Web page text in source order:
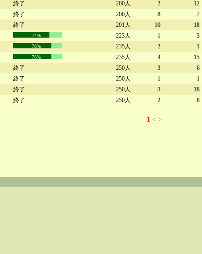
終了 200人 2
12
終了 200人 8
7
終了 201人 10
18
74% 223人 1
3
78% 235人 2
1
78% 235人 4
15
終了 250人 3
6
終了 250人 1
1
終了 250人 3
18
終了 250人 2 8
1 < >